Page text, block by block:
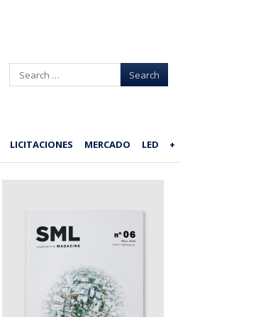
Search
LICITACIONES MERCADO LED +